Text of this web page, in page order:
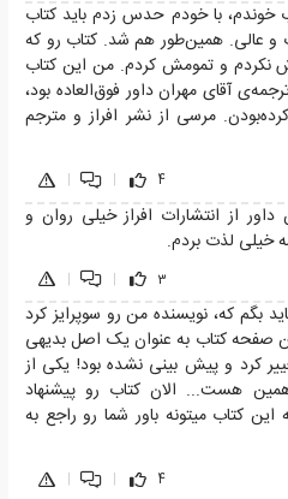
خوندم، با خودم حدس زدم باید کتاب
و عالی. همین‌طور هم شد. کتاب رو که
نکردم و تمومش کردم. من این کتاب
آقای مهران داور فوق‌العاده بود،
مرسی از نشر افراز و مترجم
4
|
|
از انتشارات افراز خیلی روان و
خیلی لذت بردم.
3
|
|
بگم که، نویسنده من رو سوپرایز کرد
صفحه کتاب به عنوان یک اصل بدیهی
کرد و پیش بینی نشده بود! یکی از
هست... الان کتاب رو پیشنهاد
این کتاب میتونه باور شما رو راجع به
4
|
|